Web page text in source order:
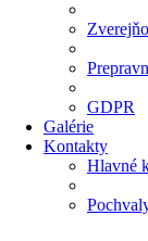
GDPR
Galérie
Kontakty
Hlavné